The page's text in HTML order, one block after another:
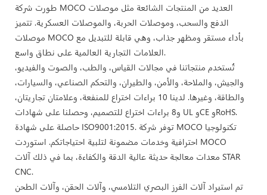
طورت شركة MOCO العديد من المنتجات الشائعة مثل موصلات
الدفع والسحب، وموصلات الحربة، والموصلات العسكرية. تتميز
موصلات MOCO بأداء مستقر ومظهر جذاب، وهي قابلة للتبديل مع
العلامات التجارية العالمية على نطاق واسع.
تُستخدم منتجاتنا في مجالات القياس، والطب، والصوت والفيديو،
والجيش، والملاحة، والأمن، والطيران، والتحكم الصناعي، والسيارات،
والطاقة، وغيرها. لدينا 10 براءات اختراع للمنفعة، وعلامتان تجاريتان،
و8 براءات اختراع للتصميم، وحصلنا على شهادات UL وCE وRoHS.
حاصلة على شهادة ISO9001:2015. توفر شركة MOCO تكنولوجيا
احترافية وخدمات مضمونة لتلبية احتياجاتكم. استوردت MOCO
معدات معالجة حديثة عالية الدقة والكفاءة، بما في ذلك آلات STAR
CNC.
تم استيراد آلات الفرز البصري التلامسي، وآلات الحقن، وآلات الطحن